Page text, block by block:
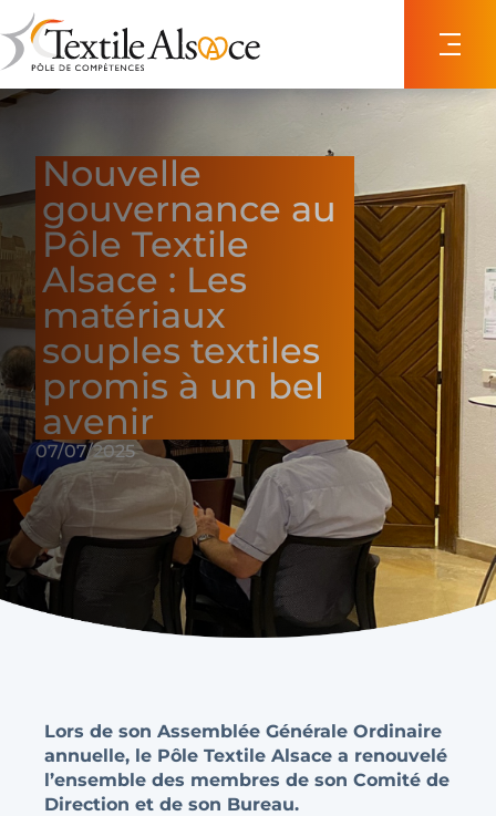
Nouvelle
gouvernance au
Pôle Textile
Alsace : Les
matériaux
souples textiles
promis à un bel
avenir
07/07/2025
Lors de son Assemblée Générale Ordinaire
annuelle, le Pôle Textile Alsace a renouvelé
l’ensemble des membres de son Comité de
Direction et de son Bureau.
Panneau de gestion des cookies